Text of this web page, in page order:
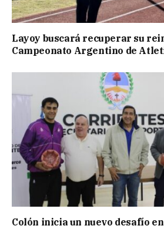
Layoy buscará recuperar su
Campeonato Argentino de
Colón inicia un nuevo desafío